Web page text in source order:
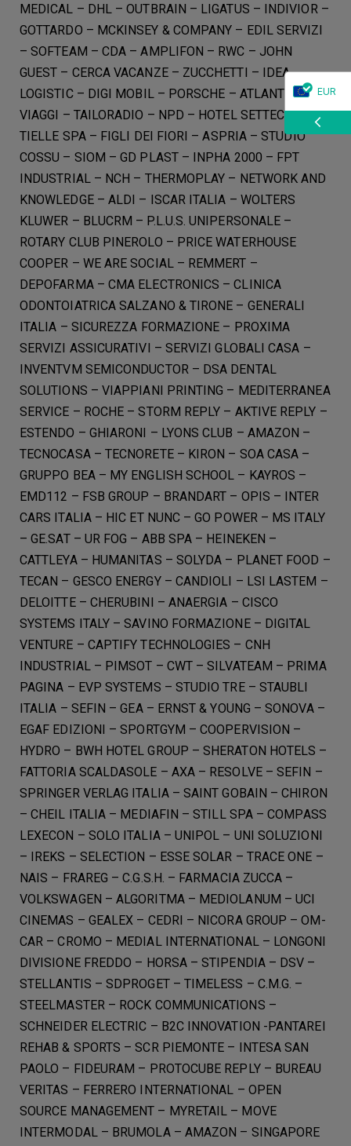
MEDICAL – DHL – OUTBRAIN – LIGATUS – INDIVIOR –
GOTTARDO – MCKINSEY & COMPANY – EDIL SERVIZI
– SOFTEAM – CDA – AMPLIFON – RWC – JOHN
GUEST – CERCA VACANZE – ZUCCHETTI – IDEA
LOGISTIC – DIGI MOBIL – PORSCHE – ATLANTE
VIAGGI – TAILORADIO – NPD – HOTEL SETTECENTO –
TIELLE SPA – FIGLI DEI FIORI – ASPRIA – STUDIO
COSSU – SIOM – GD PLAST – INPHA 2000 – FPT
INDUSTRIAL – NCH – THERMOPLAY – NETWORK AND
KNOWLEDGE – ALDI – ISCAR ITALIA – WOLTERS
KLUWER – BLUCRM – P.L.U.S. UNIPERSONALE –
ROTARY CLUB PINEROLO – PRICE WATERHOUSE
COOPER – WE ARE SOCIAL – REMMERT –
DEPOFARMA – CMA ELECTRONICS – CLINICA
ODONTOIATRICA SALZANO & TIRONE – GENERALI
ITALIA – SICUREZZA FORMAZIONE – PROXIMA
SERVIZI ASSICURATIVI – SERVIZI GLOBALI CASA –
INVENTVM SEMICONDUCTOR – DSA DENTAL
SOLUTIONS – VIAPPIANI PRINTING – MEDITERRANEA
SERVICE – ROCHE – STORM REPLY – AKTIVE REPLY –
ESTENDO – GHIARONI – LYONS CLUB – AMAZON –
TECNOCASA – TECNORETE – KIRON – SOA CASA –
GRUPPO BEA – MY ENGLISH SCHOOL – KAYROS –
EMD112 – FSB GROUP – BRANDART – OPIS – INTER
CARS ITALIA – HIC ET NUNC – GO POWER – MS ITALY
– GE.SAT – UR FOG – ABB SPA – HEINEKEN –
CATTLEYA – HUMANITAS – SOLYDA – PLANET FOOD –
TECAN – GESCO ENERGY – CANDIOLI – LSI LASTEM –
DELOITTE – CHERUBINI – ANAERGIA – CISCO
SYSTEMS ITALY – SAVINO FORMAZIONE – DIGITAL
VENTURE – CAPTIFY TECHNOLOGIES – CNH
INDUSTRIAL – PIMSOT – CWT – SILVATEAM – PRIMA
PAGINA – EVP SYSTEMS – STUDIO TRE – STAUBLI
ITALIA – SEFIN – GEA – ERNST & YOUNG – SONOVA –
EGAF EDIZIONI – SPORTGYM – COOPERVISION –
HYDRO – BWH HOTEL GROUP – SHERATON HOTELS –
FATTORIA SCALDASOLE – AXA – RESOLVE – SEFIN –
SPRINGER VERLAG ITALIA – SAINT GOBAIN – CHIRON
– CHEIL ITALIA – MEDIAFIN – STILL SPA – COMPASS
LEXECON – SOLO ITALIA – UNIPOL – UNI SOLUZIONI
– IREKS – SELECTION – ESSE SOLAR – TRACE ONE –
NAIS – FRAREG – C.G.S.H. – FARMACIA ZUCCA –
VOLKSWAGEN – ALGORITMA – MEDIOLANUM – UCI
CINEMAS – GEALEX – CEDRI – NICORA GROUP – OM-
CAR – CROMO – MEDIAL INTERNATIONAL – LONGONI
DIVISIONE FREDDO – HORSA – STIPENDIA – DSV –
STELLANTIS – SDPROGET – TIMELESS – C.M.G. –
STEELMASTER – ROCK COMMUNICATIONS –
SCHNEIDER ELECTRIC – B2C INNOVATION -PANTAREI
REHAB & SPORTS – SCR PIEMONTE – INTESA SAN
PAOLO – FIDEURAM – PROTOCUBE REPLY – BUREAU
VERITAS – FERRERO INTERNATIONAL – OPEN
SOURCE MANAGEMENT – MYRETAIL – MOVE
INTERMODAL – BRUMOLA – AMAZON – SINGAPORE
EUR
CHF